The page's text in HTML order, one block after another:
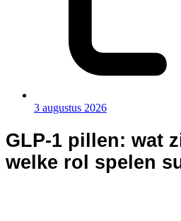
3 augustus 2026
GLP-1 pillen: wat
welke rol spelen